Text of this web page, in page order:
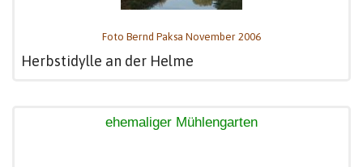
Foto Bernd Paksa November 2006
Herbstidylle an der Helme
ehemaliger Mühlengarten